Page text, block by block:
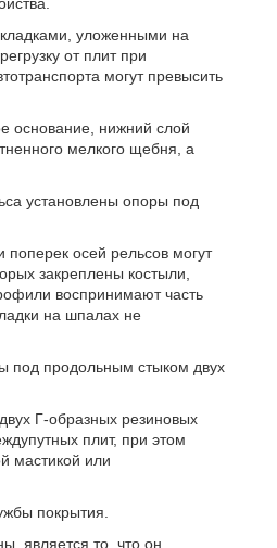
уложенными на
от плит при
могут превысить
основание, нижний слой
мелкого щебня, а
установлены опоры под
поперек осей рельсов могут
закреплены костыли,
воспринимают часть
на шпалах не
под продольным стыком двух
Г-образных резиновых
плит, при этом
мастикой или
покрытия.
является то, что он